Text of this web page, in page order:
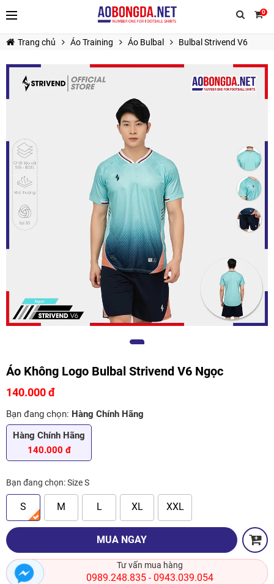
0
TIẾP TỤC MUA HÀNG
Trang chủ Áo Training Áo Bulbal Bulbal Strivend V6
Áo Không Logo Bulbal Strivend V6 Ngọc
140.000 đ
Bạn đang chọn: Hàng Chính Hãng
Hàng Chính Hãng
140.000 đ
Bạn đang chọn:Size S
S M L XL XXL
MUA NGAY
Tư vấn mua hàng
0989.248.835- 0943.039.054